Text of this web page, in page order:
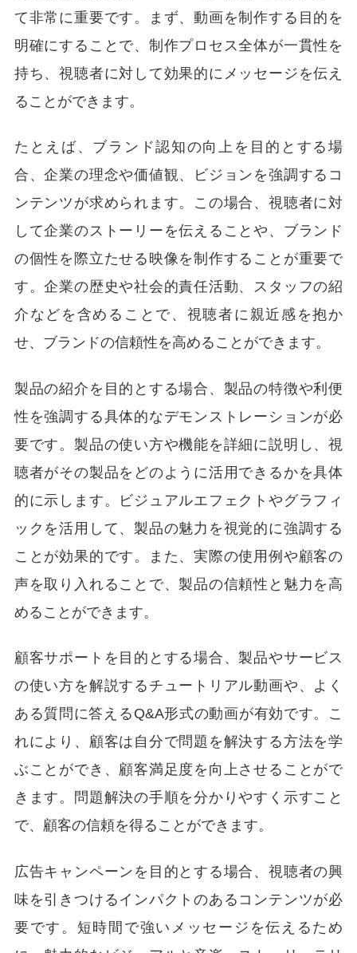
て非常に重要です。まず、動画を制作する目的を
明確にすることで、制作プロセス全体が一貫性を
持ち、視聴者に対して効果的にメッセージを伝え
ることができます。
たとえば、ブランド認知の向上を目的とする場
合、企業の理念や価値観、ビジョンを強調するコ
ンテンツが求められます。この場合、視聴者に対
して企業のストーリーを伝えることや、ブランド
の個性を際立たせる映像を制作することが重要で
す。企業の歴史や社会的責任活動、スタッフの紹
介などを含めることで、視聴者に親近感を抱か
せ、ブランドの信頼性を高めることができます。
製品の紹介を目的とする場合、製品の特徴や利便
性を強調する具体的なデモンストレーションが必
要です。製品の使い方や機能を詳細に説明し、視
聴者がその製品をどのように活用できるかを具体
的に示します。ビジュアルエフェクトやグラフィ
ックを活用して、製品の魅力を視覚的に強調する
ことが効果的です。また、実際の使用例や顧客の
声を取り入れることで、製品の信頼性と魅力を高
めることができます。
顧客サポートを目的とする場合、製品やサービス
の使い方を解説するチュートリアル動画や、よく
ある質問に答えるQ&A形式の動画が有効です。こ
れにより、顧客は自分で問題を解決する方法を学
ぶことができ、顧客満足度を向上させることがで
きます。問題解決の手順を分かりやすく示すこと
で、顧客の信頼を得ることができます。
広告キャンペーンを目的とする場合、視聴者の興
味を引きつけるインパクトのあるコンテンツが必
要です。短時間で強いメッセージを伝えるため